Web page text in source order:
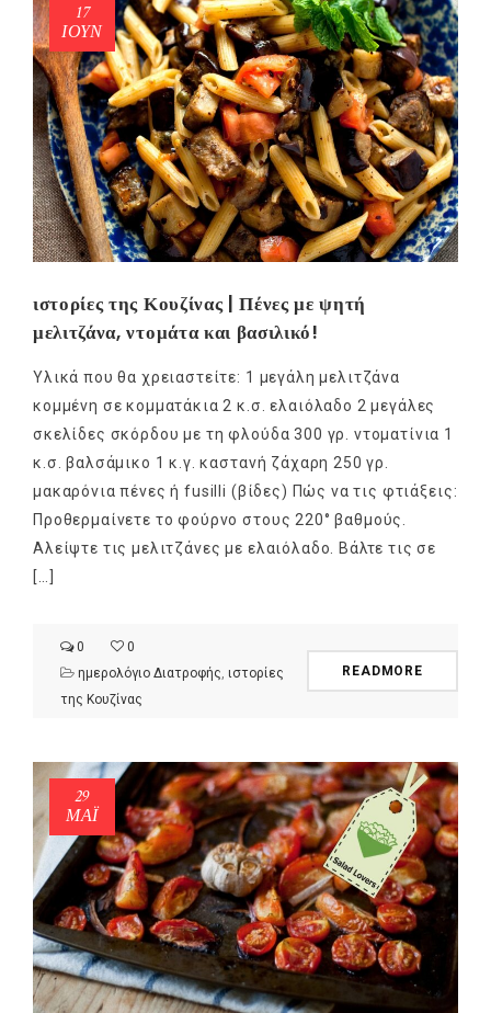
17
ΙΟΎΝ
ιστορίες της Κουζίνας | Πένες με ψητή
μελιτζάνα, ντομάτα και βασιλικό!
Υλικά που θα χρειαστείτε: 1 μεγάλη μελιτζάνα
κομμένη σε κομματάκια 2 κ.σ. ελαιόλαδο 2 μεγάλες
σκελίδες σκόρδου με τη φλούδα 300 γρ. ντοματίνια 1
κ.σ. βαλσάμικο 1 κ.γ. καστανή ζάχαρη 250 γρ.
μακαρόνια πένες ή fusilli (βίδες) Πώς να τις φτιάξεις:
Προθερμαίνετε το φούρνο στους 220° βαθμούς.
Αλείψτε τις μελιτζάνες με ελαιόλαδο. Βάλτε τις σε
[…]
0
0
ημερολόγιο Διατροφής, ιστορίες
της Κουζίνας
READMORE
29
ΜΑΪ́